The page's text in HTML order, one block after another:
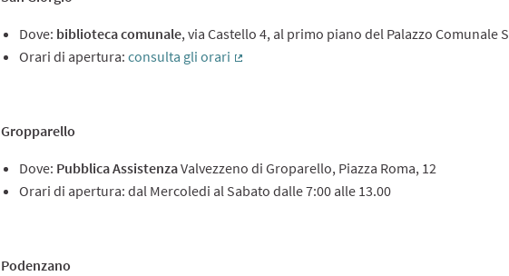
Dove: biblioteca comunale, via Castello 4, al primo piano del Palazzo Comunale
Orari di apertura: consulta gli orari
Gropparello
Dove: Pubblica AssistenzaValvezzeno di Groparello, Piazza Roma, 12
Orari di apertura: dal Mercoledi al Sabato dalle 7:00 alle 13.00
Podenzano